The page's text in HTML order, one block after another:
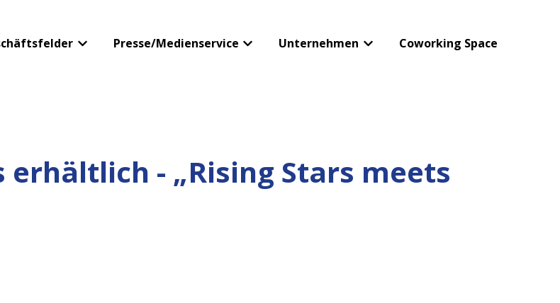
Untermenü für Geschäftsfelder anzeigen
Presse/Medienservice Untermenü für Presse/Medienservice anzeigen
Unternehmen Untermenü für Unternehmen
Coworking Space
- „Rising Stars meets